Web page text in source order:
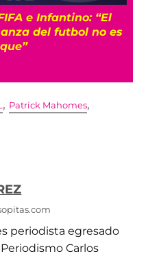
boicotear a la FIFA
cambia nada”
, Patrick Mahomes,
periodista egresado
Carlos